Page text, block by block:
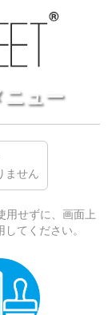
ュー
ません
用せずに、画面上
てください。